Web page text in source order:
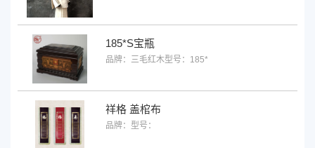
185*S宝瓶
品牌：三毛红木型号：185*
祥格 盖棺布
品牌： 型号：